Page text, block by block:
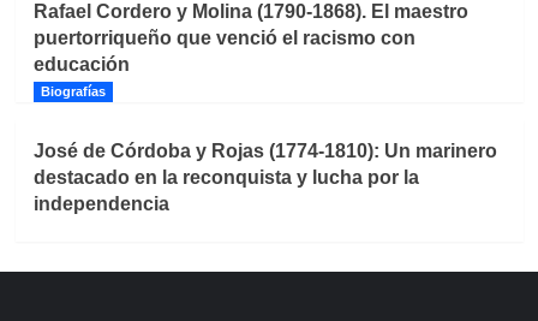
Rafael Cordero y Molina (1790-1868). El maestro
puertorriqueño que venció el racismo con
educación
Biografías
José de Córdoba y Rojas (1774-1810): Un marinero
destacado en la reconquista y lucha por la
independencia